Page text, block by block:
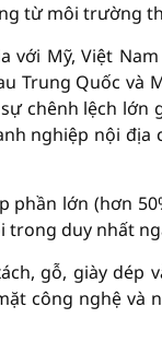
từ môi trường
với Mỹ, Việt
Trung Quốc và
chênh lệch lớn
nghiệp nội địa
lớn (hơn
trong duy nhất
gỗ, giày dép
công nghệ và